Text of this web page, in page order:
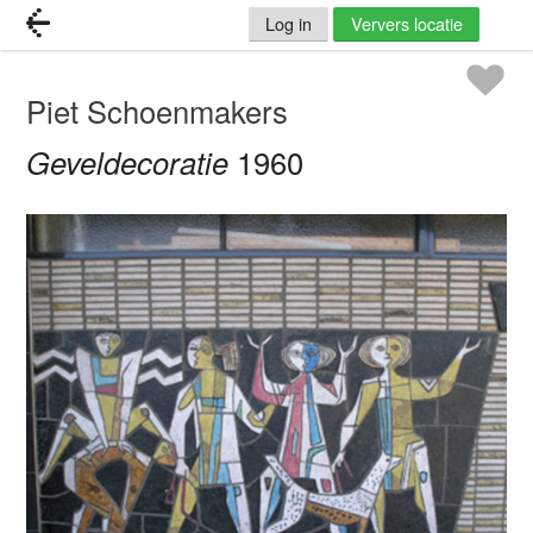
Log in Ververs locatie
Piet Schoenmakers
Geveldecoratie 1960